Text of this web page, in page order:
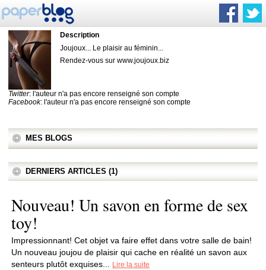
Description
Joujoux... Le plaisir au féminin...
Rendez-vous sur www.joujoux.biz
Twitter: l'auteur n'a pas encore renseigné son compte
Facebook: l'auteur n'a pas encore renseigné son compte
MES BLOGS
DERNIERS ARTICLES (1)
Nouveau! Un savon en forme de sex
toy!
Impressionnant! Cet objet va faire effet dans votre salle de bain!
Un nouveau joujou de plaisir qui cache en réalité un savon aux
senteurs plutôt exquises...
Lire la suite